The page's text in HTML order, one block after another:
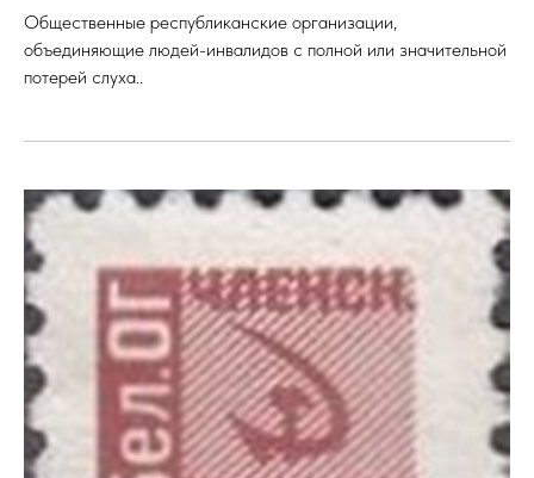
Общественные республиканские организации,
объединяющие людей-инвалидов с полной или значительной
потерей слуха..